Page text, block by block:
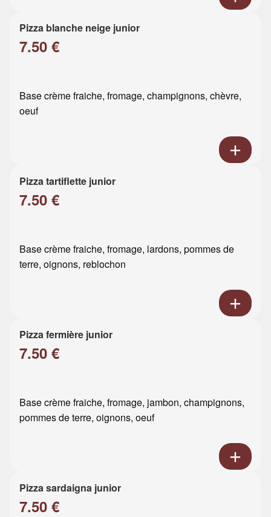
Pizza blanche neige junior
7.50 €
Base crème fraiche, fromage, champignons, chèvre,
oeuf
Pizza tartiflette junior
7.50 €
Base crème fraiche, fromage, lardons, pommes de
terre, oignons, reblochon
Pizza fermière junior
7.50 €
Base crème fraiche, fromage, jambon, champignons,
pommes de terre, oignons, oeuf
Pizza sardaigna junior
7.50 €